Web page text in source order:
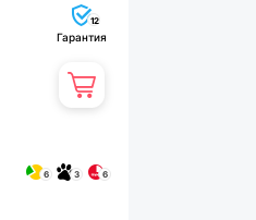
12
Гарантия
6 3 6